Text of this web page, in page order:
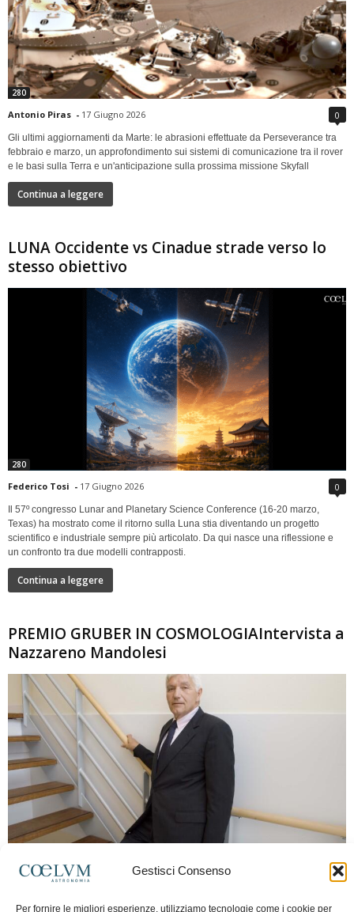
Gestisci Consenso
Per fornire le migliori esperienze, utilizziamo tecnologie come i cookie per
280
Antonio Piras - 17 Giugno 2026 0
Gli ultimi aggiornamenti da Marte: le abrasioni effettuate da Perseverance tra
febbraio e marzo, un approfondimento sui sistemi di comunicazione tra il rover
e le basi sulla Terra e un'anticipazione sulla prossima missione Skyfall
Continua a leggere
LUNA Occidente vs Cinadue strade verso lo
stesso obiettivo
280
Federico Tosi - 17 Giugno 2026 0
Il 57º congresso Lunar and Planetary Science Conference (16-20 marzo,
Texas) ha mostrato come il ritorno sulla Luna stia diventando un progetto
scientifico e industriale sempre più articolato. Da qui nasce una riflessione e
un confronto tra due modelli contrapposti.
Continua a leggere
PREMIO GRUBER IN COSMOLOGIAIntervista a
Nazzareno Mandolesi
Frida Paolella - 16 Giugno 2026 0
spaziale europea e della missione Planck. Il dialogo ripercorre i principali